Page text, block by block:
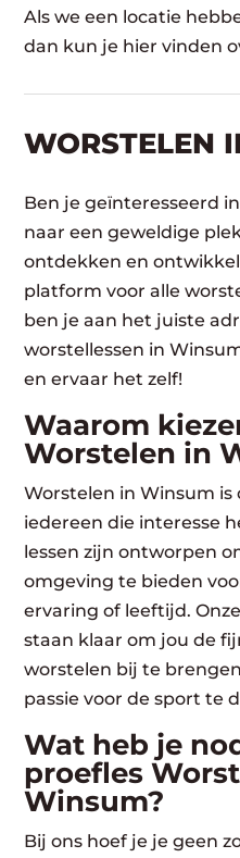
Als we een locatie
dan kun je hier vinden
WORSTELEN​
Ben je geïnteresseerd
naar een geweldige
ontdekken en
platform voor alle
ben je aan het juiste
worstellessen in
en ervaar het zelf!
Waarom
Worstelen in
Worstelen in Winsum
iedereen die interesse
lessen zijn ontworpen
omgeving te bieden
ervaring of leeftijd.
staan klaar om jou de
worstelen bij te
passie voor de sport te
Wat heb je
proefles
Winsum?
Bij ons hoef je je geen